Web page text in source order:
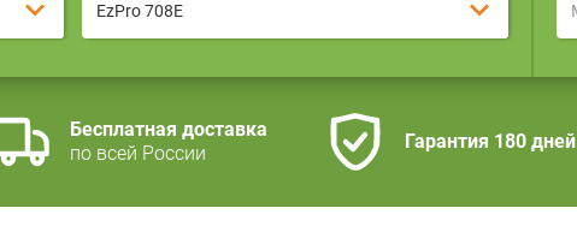
EzPro 708E
Бесплатная доставка
по всей России
Гарантия 180 дней